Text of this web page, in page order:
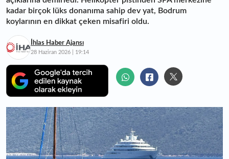
kadar birçok lüks donanıma sahip dev yat, Bodrum
koylarının en dikkat çeken misafiri oldu.
İhlas Haber Ajansı
28 Haziran 2026 | 19:14